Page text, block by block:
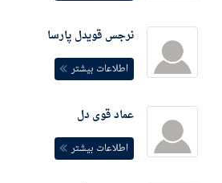
نرجس قویدل پارسا
اطلاعات بیشتر
عماد قوی دل
اطلاعات بیشتر